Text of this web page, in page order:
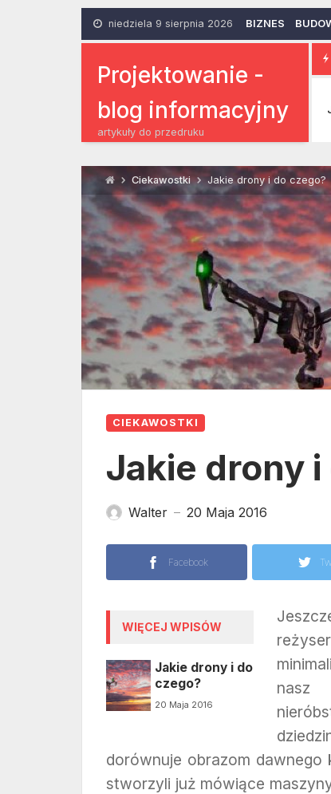
niedziela 9 sierpnia 2026 BIZNES
Projektowanie -
blog informacyjny
artykuły do przedruku
Czy
Ciekawostki Jakie drony i do czego?
CIEKAWOSTKI
Jakie drony
Walter — 20 Maja 2016
Facebook
WIĘCEJ WPISÓW
Jakie drony i do
czego?
20 Maja 2016
nasz
dorównuje obrazom dawnego
stworzyli już mówiące